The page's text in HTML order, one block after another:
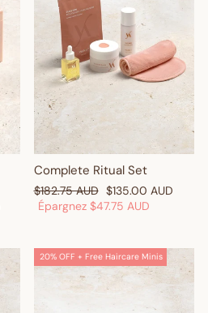
Complete Ritual Set
Prix
régulier
$182.75 AUD Prix
réduit
$135.00 AUD
Épargnez $47.75 AUD
20% OFF + Free Haircare Minis